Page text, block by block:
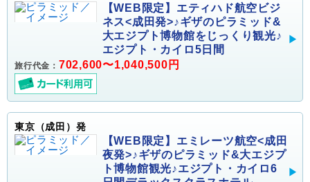
【WEB限定】エティハド航空ビジ
ネス<成田発>♪ギザのピラミッド&
大エジプト博物館をじっくり観光♪
エジプト・カイロ5日間
旅行代金： 702,600〜1,040,500円
東京（成田）発
【WEB限定】エミレーツ航空<成田
夜発>♪ギザのピラミッド&大エジプ
ト博物館観光♪エジプト・カイロ6